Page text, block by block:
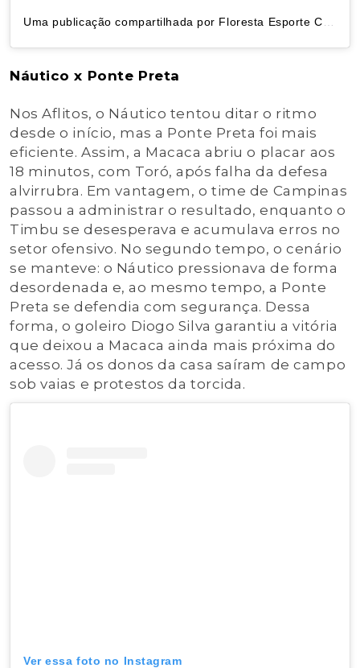
Uma publicação compartilhada por Floresta Esporte Clube (@florestaec)
Náutico x Ponte Preta
Nos Aflitos, o Náutico tentou ditar o ritmo
desde o início, mas a Ponte Preta foi mais
eficiente. Assim, a Macaca abriu o placar aos
18 minutos, com Toró, após falha da defesa
alvirrubra. Em vantagem, o time de Campinas
passou a administrar o resultado, enquanto o
Timbu se desesperava e acumulava erros no
setor ofensivo. No segundo tempo, o cenário
se manteve: o Náutico pressionava de forma
desordenada e, ao mesmo tempo, a Ponte
Preta se defendia com segurança. Dessa
forma, o goleiro Diogo Silva garantiu a vitória
que deixou a Macaca ainda mais próxima do
acesso. Já os donos da casa saíram de campo
sob vaias e protestos da torcida.
Ver essa foto no Instagram